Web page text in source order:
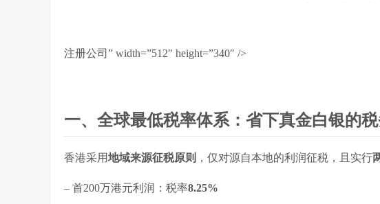
注册公司” width=”512″ height=”340″ />
一、全球最低税率体系：省下真金白银的税
香港采用地域来源征税原则 ，仅对源自本地的利润征税，且实行
– 首200万港元利润：税率8.25%